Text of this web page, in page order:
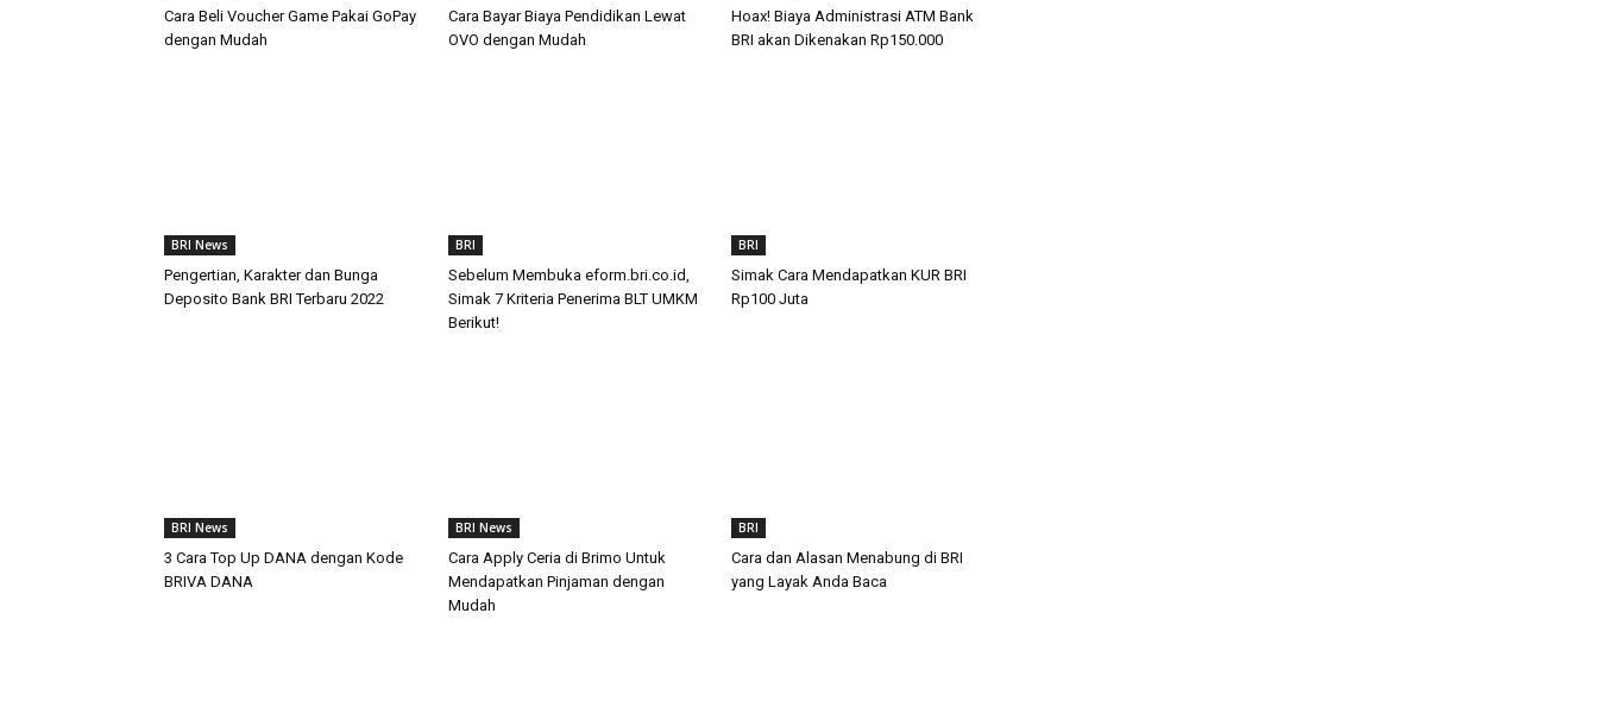
Cara Beli Voucher Game Pakai GoPay
dengan Mudah
Cara Bayar Biaya Pendidikan Lewat
OVO dengan Mudah
Hoax! Biaya Administrasi ATM Bank
BRI akan Dikenakan Rp150.000
BRI News
Pengertian, Karakter dan Bunga
Deposito Bank BRI Terbaru 2022
BRI
Sebelum Membuka eform.bri.co.id,
Simak 7 Kriteria Penerima BLT UMKM
Berikut!
BRI
Simak Cara Mendapatkan KUR BRI
Rp100 Juta
BRI News
3 Cara Top Up DANA dengan Kode
BRIVA DANA
BRI News
Cara Apply Ceria di Brimo Untuk
Mendapatkan Pinjaman dengan
Mudah
BRI
Cara dan Alasan Menabung di BRI
yang Layak Anda Baca